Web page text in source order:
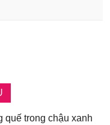
quế trong chậu xanh